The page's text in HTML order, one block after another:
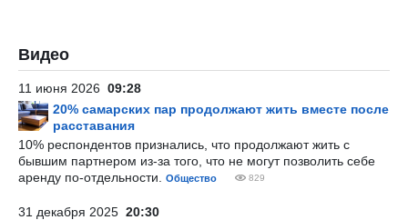
Видео
11 июня 2026 09:28
20% самарских пар продолжают жить вместе после
расставания
10% респондентов признались, что продолжают жить с
бывшим партнером из-за того, что не могут позволить себе
аренду по-отдельности.
Общество 829
31 декабря 2025 20:30